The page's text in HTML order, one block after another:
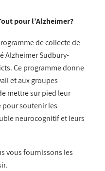
pour l’Alzheimer?
de collecte de
Alzheimer Sudbury-
Ce programme donne
et aux groupes
mettre sur pied leur
pour soutenir les
neurocognitif et leurs
vous fournissons les